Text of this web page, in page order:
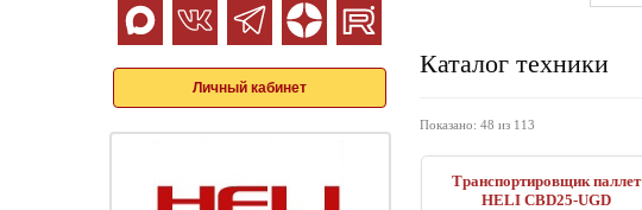
Личный кабинет
Каталог техники
Показано: 48 из 113
Транспортировщик паллет
HELI CBD25-UGD